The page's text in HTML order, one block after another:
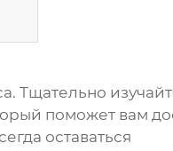
Тщательно
поможет вам
оставаться